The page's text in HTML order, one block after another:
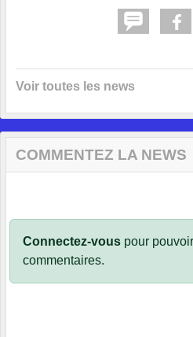
Voir toutes les news
COMMENTEZ LA NEWS
Connectez-vous pour
commentaires.